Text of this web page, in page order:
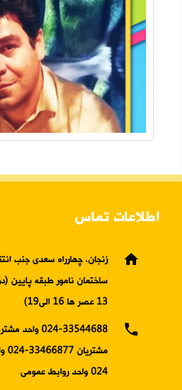
اطلاعات تماس
home
زنجان، چهارراه سعدی جنب
13 عصر ها 16 الی19)
phone
024 واحد روابط عمومی